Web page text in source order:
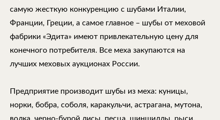
самую жесткую конкуренцию с шубами Италии,
Франции, Греции, а самое главное – шубы от меховой
фабрики «Эдита» имеют привлекательную цену для
конечного потребителя. Все меха закупаются на
лучших меховых аукционах России.
Предприятие производит шубы из меха: куницы,
норки, бобра, соболя, каракульчи, астрагана, мутона,